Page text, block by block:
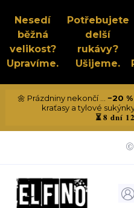
Nesedí
běžná
velikost?
Upravíme.
Potřebujete
delší
rukávy?
Ušijeme.
🌼 Prázdniny nekončí ... −20 %
kraťasy a tylové
⏳8 dní